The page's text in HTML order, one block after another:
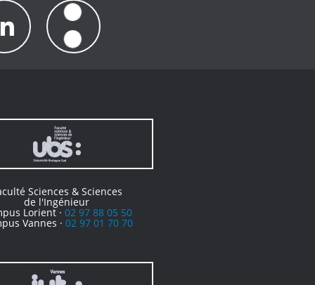
Sciences & Sciences
de l'Ingénieur
Lorient · 02 97 88 05 50
Vannes · 02 97 01 70 70